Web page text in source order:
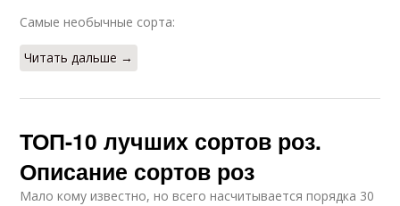
Самые необычные сорта:
Читать дальше →
ТОП-10 лучших сортов роз.
Описание сортов роз
Мало кому известно, но всего насчитывается порядка 30